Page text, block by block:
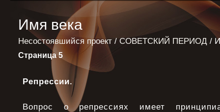
Имя века
Несостоявшийся проект / СОВЕТСКИЙ ПЕРИОД /
Страница 5
Репрессии.
Вопрос о репрессиях имеет